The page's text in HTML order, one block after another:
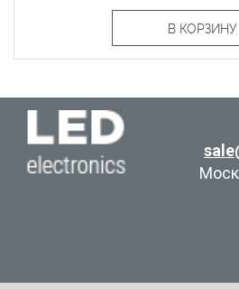
В КОРЗИНУ